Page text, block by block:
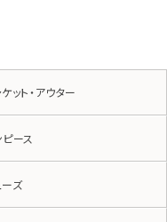
ット・アウター
ピース
ーズ